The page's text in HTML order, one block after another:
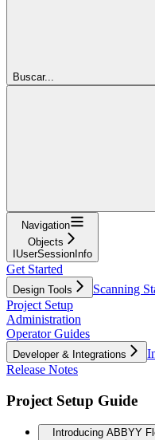
Buscar...
Navigation
Objects
IUserSessionInfo
Get Started
Design Tools
Scanning
Project Setup
Administration
Operator Guides
Developer & Integrations
Release Notes
Project Setup Guide
Introducing ABBYY